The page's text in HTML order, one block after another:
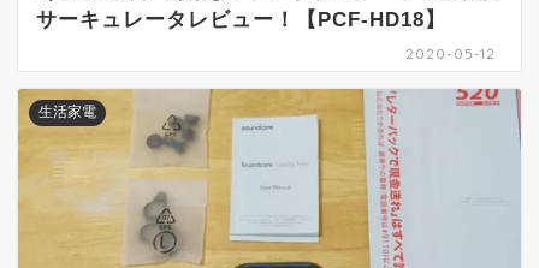
サーキュレータレビュー！【PCF-HD18】
2020-05-12
生活家電